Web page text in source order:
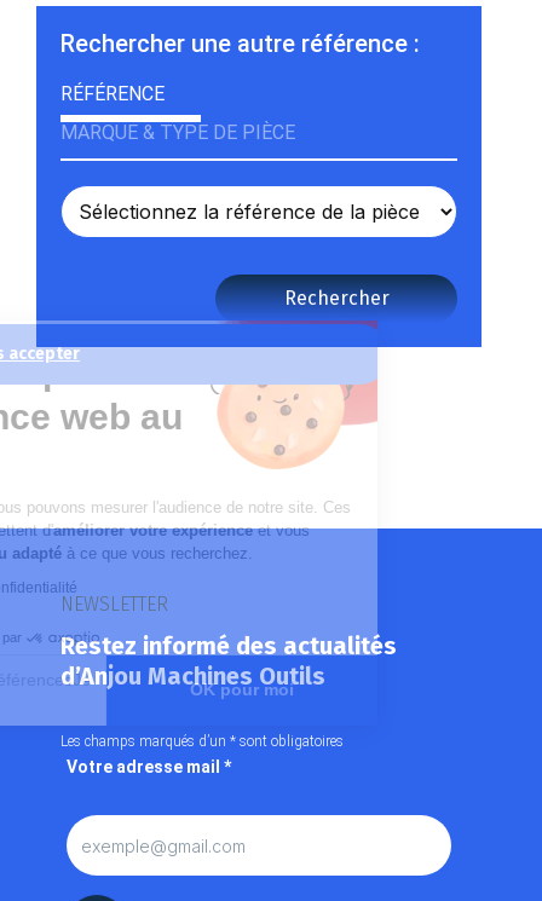
Continuer sans accepter
La recette pour une
expérience web au
Grâce aux cookie nous pouvons mesurer l'audience de notre site. Ces
données nous permettent d'améliorer votre expérienceet vous
proposer ducontenu adaptéà ce que vous recherchez.
Lire la politique de confidentialité
Consentements certifiés par
Paramétrer mes préférencesJe
Axeptio consent
Plateforme de Gestion du Consentement : Personnalisez vos
Notre plateforme vous permet d'adapter et de gérer vos
Rechercher une autre référence :
RÉFÉRENCE
MARQUE & TYPE DE PIÈCE
Rechercher
NEWSLETTER
Restez informé des actualités
d’Anjou Machines Outils
Les champs marqués d’un * sont obligatoires
Votre adresse mail *